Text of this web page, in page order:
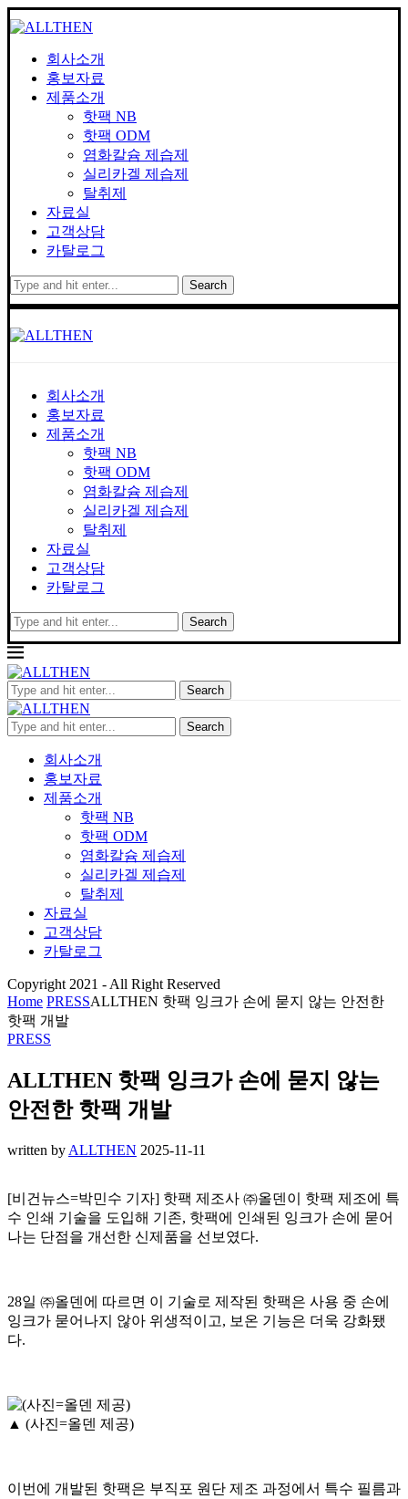
회사소개
홍보자료
제품소개
핫팩 NB
핫팩 ODM
염화칼슘 제습제
실리카겔 제습제
탈취제
자료실
고객상담
카탈로그
Search
회사소개
홍보자료
제품소개
핫팩 NB
핫팩 ODM
염화칼슘 제습제
실리카겔 제습제
탈취제
자료실
고객상담
카탈로그
Search
Search
Search
회사소개
홍보자료
제품소개
핫팩 NB
핫팩 ODM
염화칼슘 제습제
실리카겔 제습제
탈취제
자료실
고객상담
카탈로그
Copyright 2021 - All Right Reserved
Home PRESSALLTHEN 핫팩 잉크가 손에 묻지 않는 안전한
핫팩 개발
PRESS
ALLTHEN 핫팩 잉크가 손에 묻지 않는
안전한 핫팩 개발
written by ALLTHEN 2025-11-11
[비건뉴스=박민수 기자] 핫팩 제조사 ㈜올덴이 핫팩 제조에 특
수 인쇄 기술을 도입해 기존, 핫팩에 인쇄된 잉크가 손에 묻어
나는 단점을 개선한 신제품을 선보였다.
28일 ㈜올덴에 따르면 이 기술로 제작된 핫팩은 사용 중 손에
잉크가 묻어나지 않아 위생적이고, 보온 기능은 더욱 강화됐
다.
▲ (사진=올덴 제공)
이번에 개발된 핫팩은 부직포 원단 제조 과정에서 특수 필름과